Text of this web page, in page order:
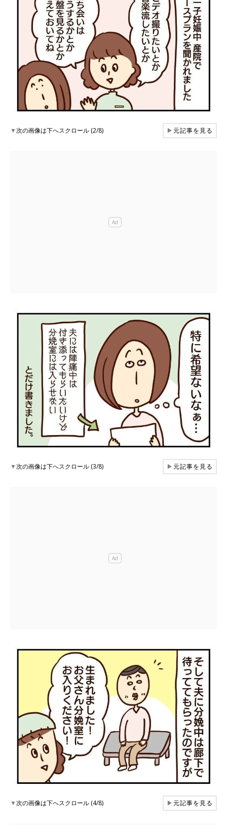
▼次の画像は下へスクロール (2/8) ▶元記事を見る
▼次の画像は下へスクロール (3/8) ▶元記事を見る
▼次の画像は下へスクロール (4/8) ▶元記事を見る